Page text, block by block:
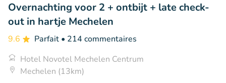
Overnachting voor 2 + ontbijt + late check-
out in hartje Mechelen
9.6 Parfait • 214 commentaires
Hotel Novotel Mechelen Centrum
Mechelen (13km)